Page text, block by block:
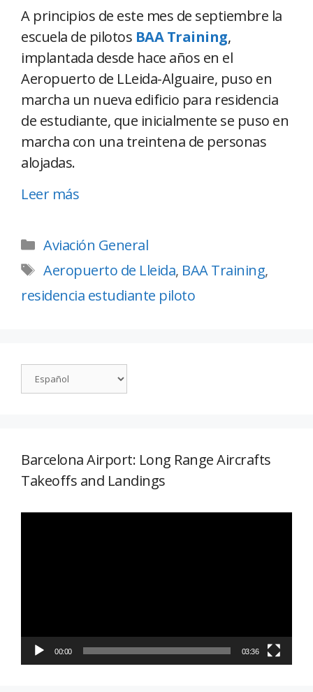
A principios de este mes de septiembre la
escuela de pilotos BAA Training,
implantada desde hace años en el
Aeropuerto de LLeida-Alguaire, puso en
marcha un nueva edificio para residencia
de estudiante, que inicialmente se puso en
marcha con una treintena de personas
alojadas.
Leer más
Aviación General
Aeropuerto de Lleida, BAA Training,
residencia estudiante piloto
Barcelona Airport: Long Range Aircrafts
Takeoffs and Landings
00:00 03:36